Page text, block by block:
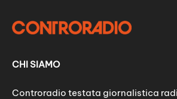
CHI SIAMO
Controradio testata giornalistica